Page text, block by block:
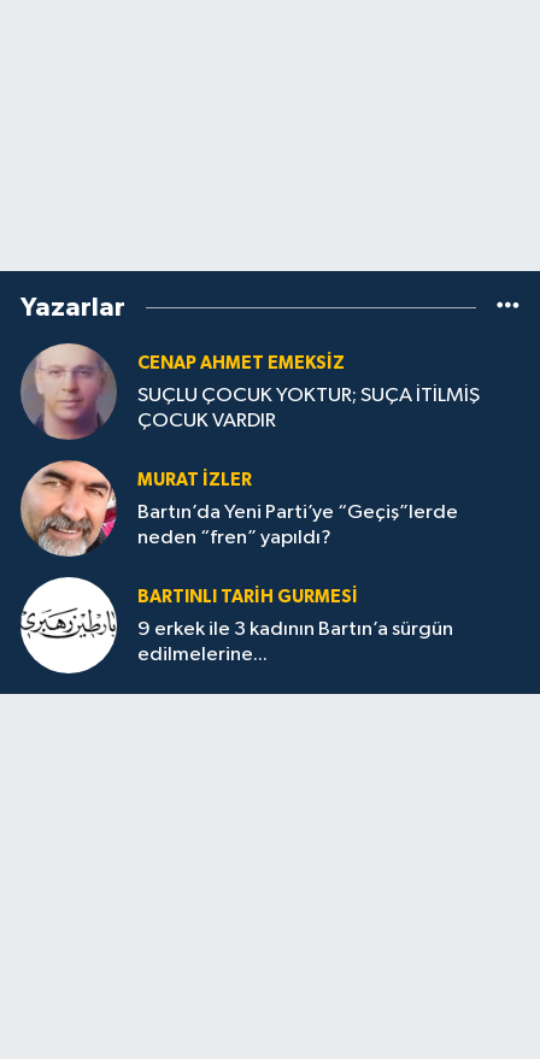
Yazarlar
CENAP AHMET EMEKSİZ
SUÇLU ÇOCUK YOKTUR; SUÇA İTİLMİŞ
ÇOCUK VARDIR
MURAT İZLER
Bartın’da Yeni Parti’ye “Geçiş”lerde
neden “fren” yapıldı?
BARTINLI TARIH GURMESI
9 erkek ile 3 kadının Bartın’a sürgün
edilmelerine...